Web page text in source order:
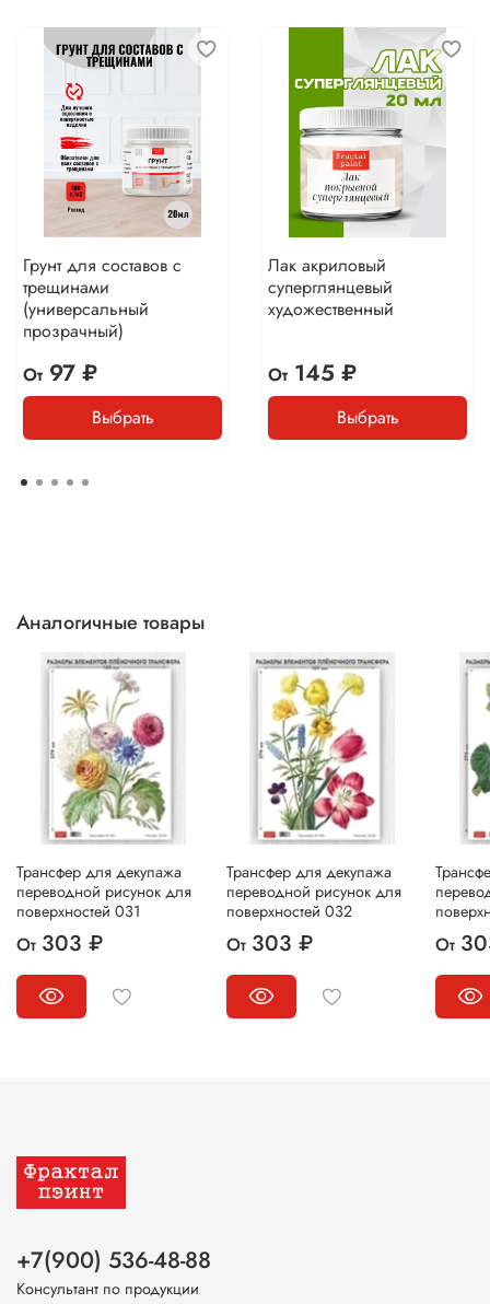
Грунт для составов с
трещинами
(универсальный
прозрачный)
От97 ₽
Выбрать
Лак акриловый
суперглянцевый
художественный
От145 ₽
Выбрать
Аналогичные товары
Трансфер для декупажа
переводной рисунок для
поверхностей 031
От 303 ₽
Трансфер для декупажа
переводной рисунок для
поверхностей 032
От 303 ₽ От
+7(900) 536-48-88
Консультант по продукции